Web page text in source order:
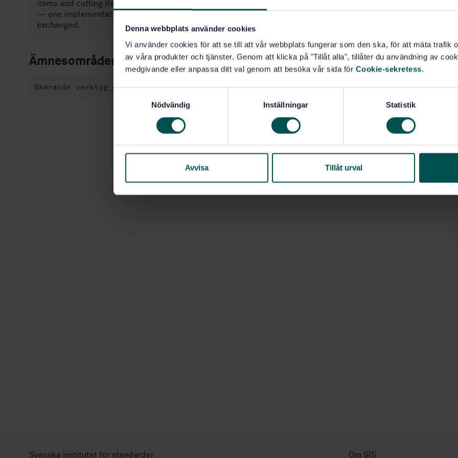
Denna webbplats använder cookies
Vi använder cookies för att se till att vår webbplats fungerar som den ska, för att mäta trafik
av våra produkter och tjänster. Genom att klicka på "Tillåt alla", tillåter du användning av
medgivande eller anpassa ditt val genom att besöka vår sida för Cookie-sekretess.
s
Nödvändig Inställningar Statistik
Avvisa Tillåt urval
items and cutting item features;— definitions of reference systems for cutting items and their properties;
— one implementation method by which the standard data defined in this part of ISO 13399 can be
exchanged.
Ämnesområden
Skärande verktyg Allmänt (25.100.01) IT- tillämpningar inom industrin (35.240.50)
Svenska institutet för standarder Om SIS